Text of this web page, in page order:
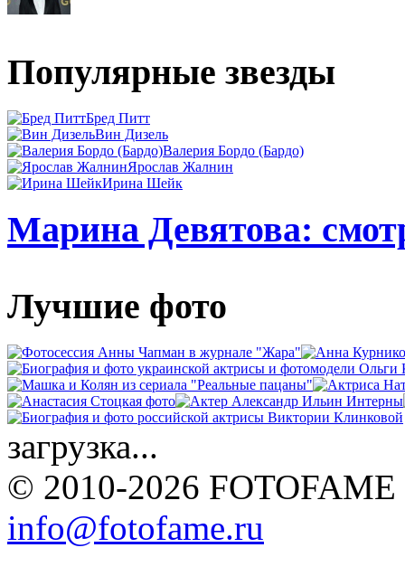
Популярные звезды
Бред Питт
Вин Дизель
Валерия Бордо (Бардо)
Ярослав Жалнин
Ирина Шейк
Марина Девятова:
Лучшие фото
загрузка...
© 2010-2026 FOTOFAME
info@fotofame.ru